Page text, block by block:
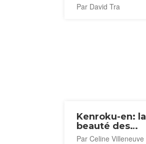
Par David Tra
Kenroku-en: la
beauté des
détails
Par Celine Villeneuve